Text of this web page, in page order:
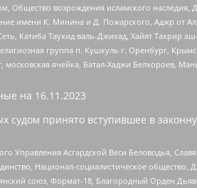
Общество возрождения исламского
имени К. Минина и Д. Пожарского, Аджр от
Катиба Таухид валь-Джихад, Хайят
группа п. Кушкуль г. Оренбург,
ячейка, Батал-Хаджи Белхороев,
на 16.11.2023
принято вступившее в
Управления Асгардской Веси Беловодья,
Национал-социалистическое
союз, Формат-18, Благородный Орден